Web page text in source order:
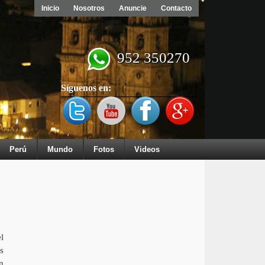
Inicio Nosotros Anuncie Contacto
952 350270
Síguenos en:
Perú Mundo Fotos Videos